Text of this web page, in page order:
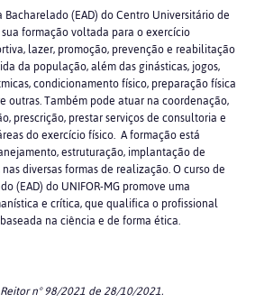
Bacharelado (EAD) do Centro Universitário de
sua formação voltada para o exercício
lazer, promoção, prevenção e reabilitação
da população, além das ginásticas, jogos,
condicionamento físico, preparação física
outras. Também pode atuar na coordenação,
prescrição, prestar serviços de consultoria e
do exercício físico. A formação está
estruturação, implantação de
diversas formas de realização. O curso de
(EAD) do UNIFOR-MG promove uma
e crítica, que qualifica o profissional
na ciência e de forma ética.
n° 98/2021 de 28/10/2021.